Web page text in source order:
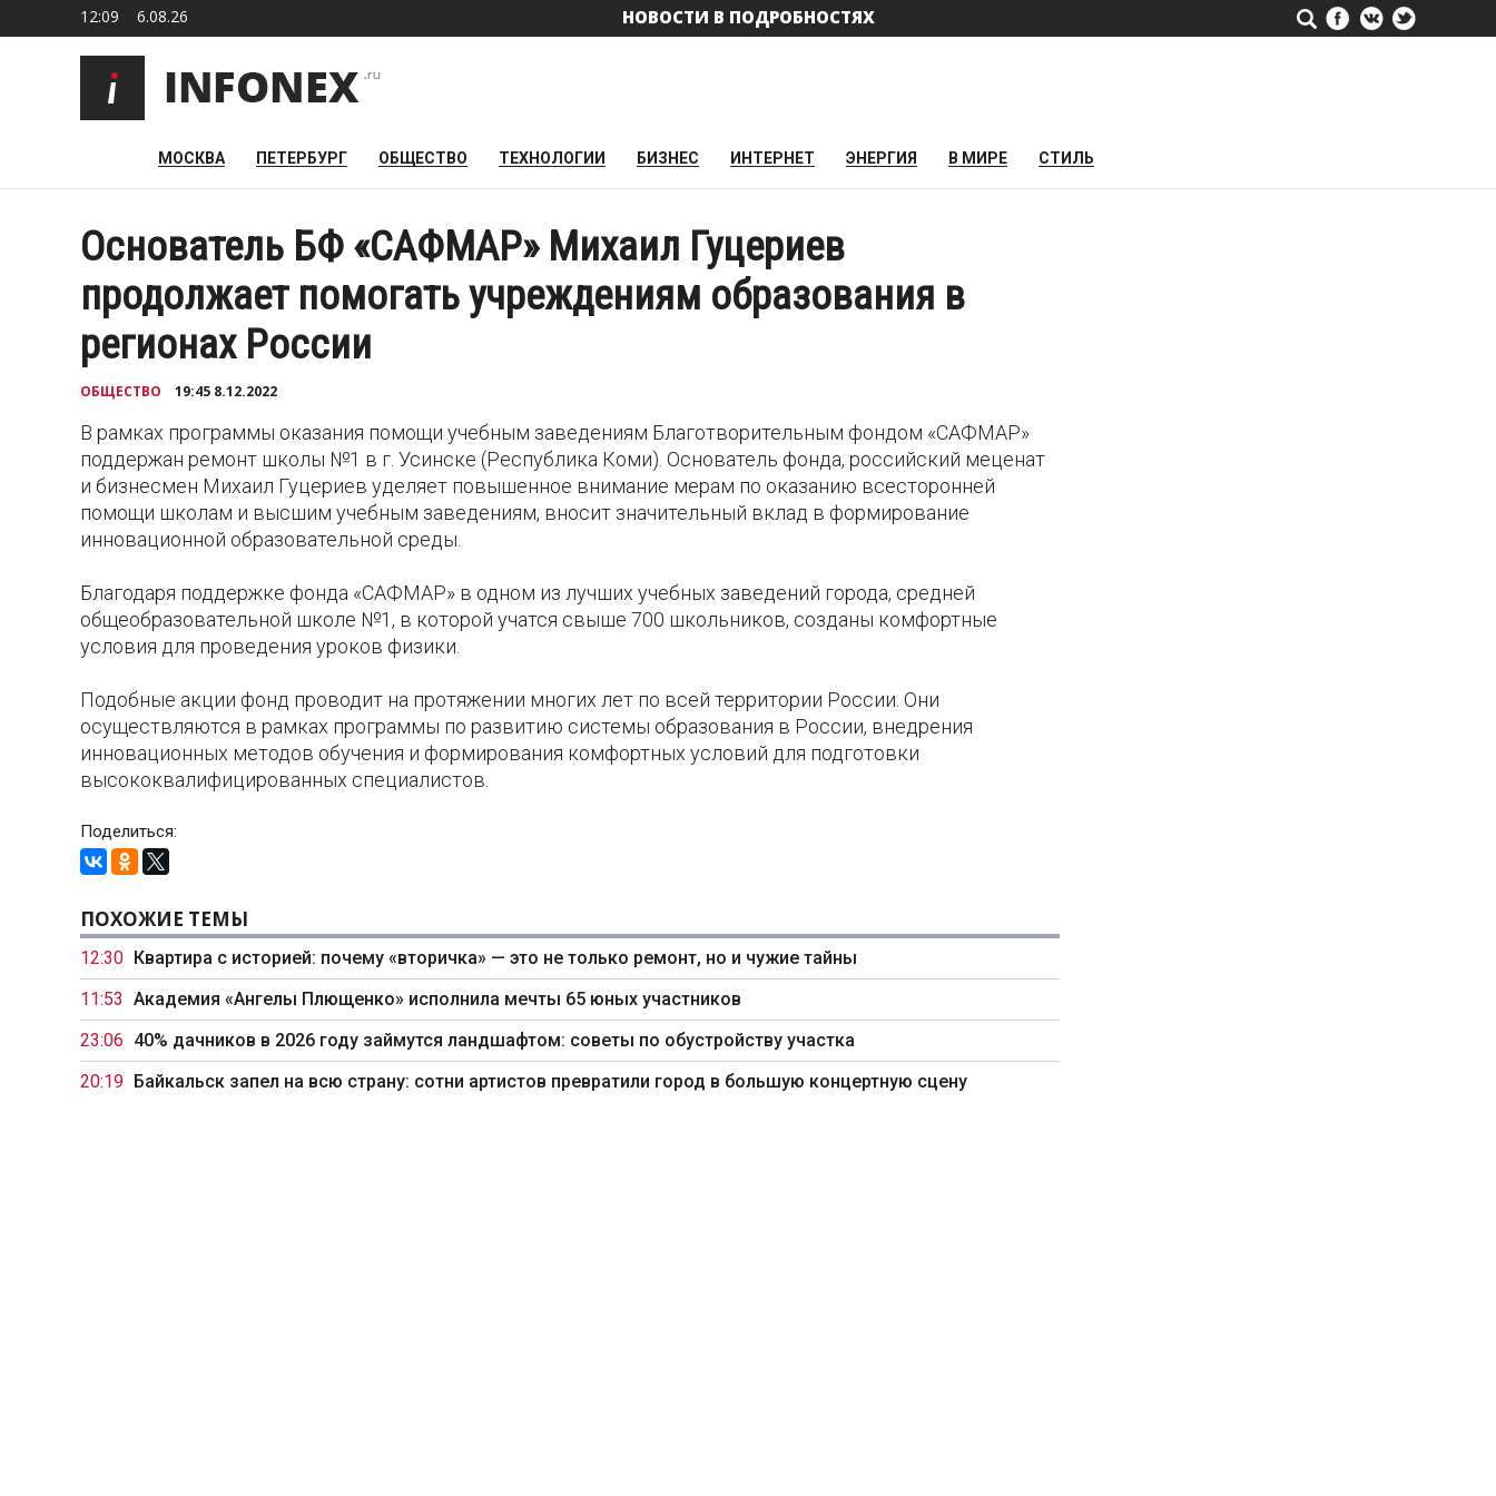
12:09 6.08.26 НОВОСТИ В ПОДРОБНОСТЯХ
МОСКВА ПЕТЕРБУРГ ОБЩЕСТВО ТЕХНОЛОГИИ БИЗНЕС ИНТЕРНЕТ ЭНЕРГИЯ В МИРЕ СТИЛЬ
Основатель БФ «САФМАР» Михаил Гуцериев
продолжает помогать учреждениям образования в
регионах России
ОБЩЕСТВО 19:45 8.12.2022
В рамках программы оказания помощи учебным заведениям Благотворительным фондом «САФМАР»
поддержан ремонт школы №1 в г. Усинске (Республика Коми). Основатель фонда, российский меценат
и бизнесмен Михаил Гуцериев уделяет повышенное внимание мерам по оказанию всесторонней
помощи школам и высшим учебным заведениям, вносит значительный вклад в формирование
инновационной образовательной среды.
Благодаря поддержке фонда «САФМАР» в одном из лучших учебных заведений города, средней
общеобразовательной школе №1, в которой учатся свыше 700 школьников, созданы комфортные
условия для проведения уроков физики.
Подобные акции фонд проводит на протяжении многих лет по всей территории России. Они
осуществляются в рамках программы по развитию системы образования в России, внедрения
инновационных методов обучения и формирования комфортных условий для подготовки
высококвалифицированных специалистов.
Поделиться:
ПОХОЖИЕ ТЕМЫ
12:30 Квартира с историей: почему «вторичка» — это не только ремонт, но и чужие тайны
11:53 Академия «Ангелы Плющенко» исполнила мечты 65 юных участников
23:06 40% дачников в 2026 году займутся ландшафтом: советы по обустройству участка
20:19 Байкальск запел на всю страну: сотни артистов превратили город в большую концертную сцену